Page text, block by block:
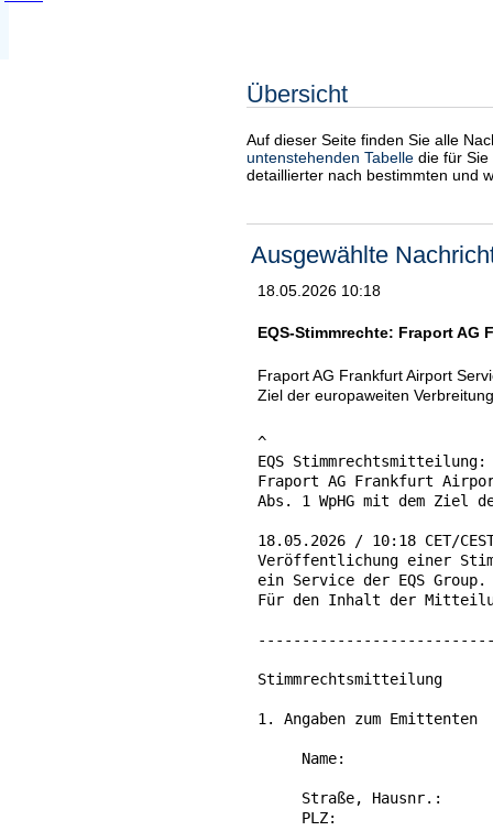
Übersicht
Auf dieser Seite finden Sie alle
untenstehenden Tabelle die für
detaillierter nach bestimmten und
Ausgewählte
18.05.2026 10:18
EQS-Stimmrechte: Fraport
Fraport AG Frankfurt Airport
Ziel der europaweiten Verbreitung
^
EQS
Fraport AG Frankfurt
Abs. 1 WpHG mit dem Ziel
18.05.2026 / 10:18 CET/
Veröffentlichung einer
ein Service der EQS Group.
Für den Inhalt der
Stimmrechtsmitteilung
1. Angaben zum Emittenten
Name:
Straße, Hausnr.:
PLZ: